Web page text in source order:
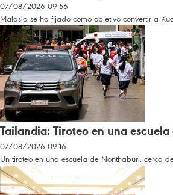
07/08/2026 09:56
Malasia se ha fijado como objetivo convertir a
Tailandia: Tiroteo en una
07/08/2026 09:16
Un tiroteo en una escuela de Nonthaburi, cerca